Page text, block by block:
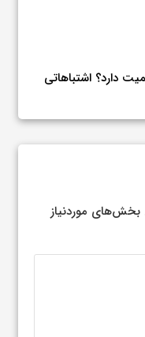
دارد؟ اشتباهاتی
بخش‌های موردنیاز